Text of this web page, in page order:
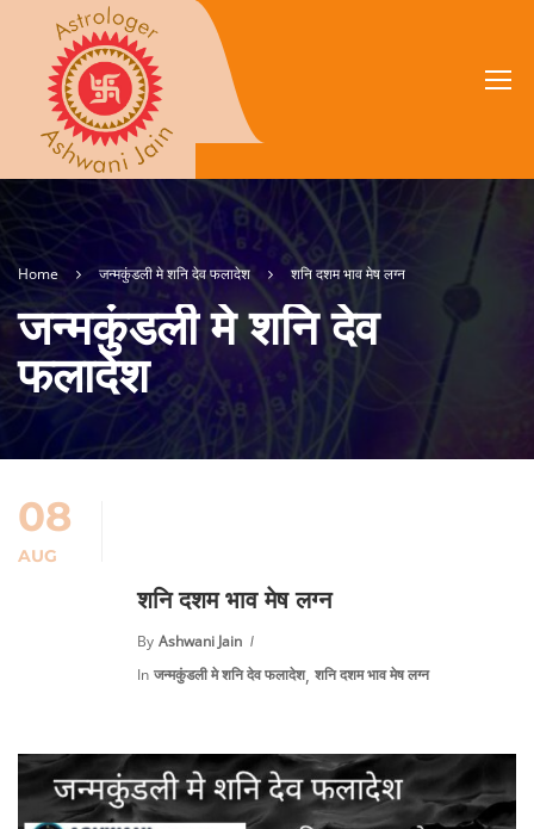
Home जन्मकुंडली मे शनि देव फलादेश शनि दशम भाव मेष लग्न
जन्मकुंडली मे शनि देव
फलादेश
08
AUG
शनि दशम भाव मेष लग्न
By Ashwani Jain
In जन्मकुंडली मे शनि देव फलादेश, शनि दशम भाव मेष लग्न